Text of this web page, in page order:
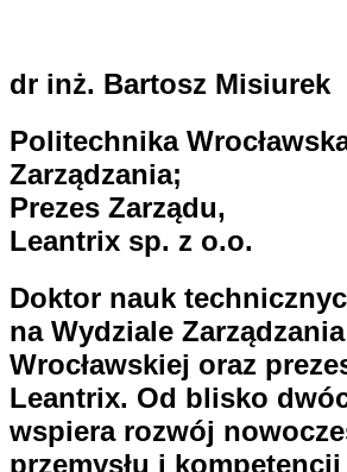
dr inż. Bartosz Misiurek
Politechnika
Zarządzania;
Prezes Zarządu,
Leantrix sp. z o.o.
Doktor nauk
na Wydziale
Wrocławskiej oraz
Leantrix. Od blisko
wspiera rozwój
przemysłu i